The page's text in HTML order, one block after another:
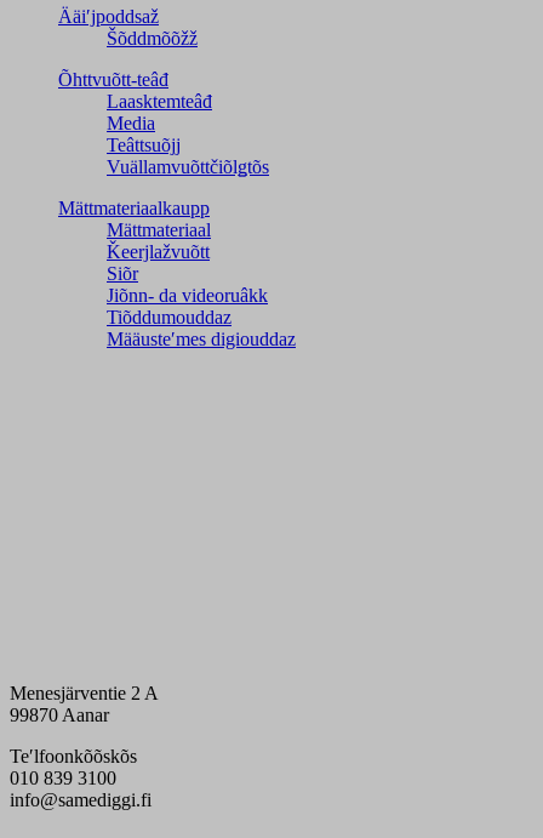
Ääiʹjpoddsaž
Šõddmõõžž
Õhttvuõtt-teâđ
Laasktemteâđ
Media
Teâttsuõjj
Vuällamvuõttčiõlǥtõs
Mättmateriaalkaupp
Mättmateriaal
Ǩeerjlažvuõtt
Siõr
Jiõnn- da videoruâkk
Tiõddumouddaz
Määusteʹmes digiouddaz
Menesjärventie 2 A
99870 Aanar
Teʹlfoonkõõskõs
010 839 3100
info@samediggi.fi